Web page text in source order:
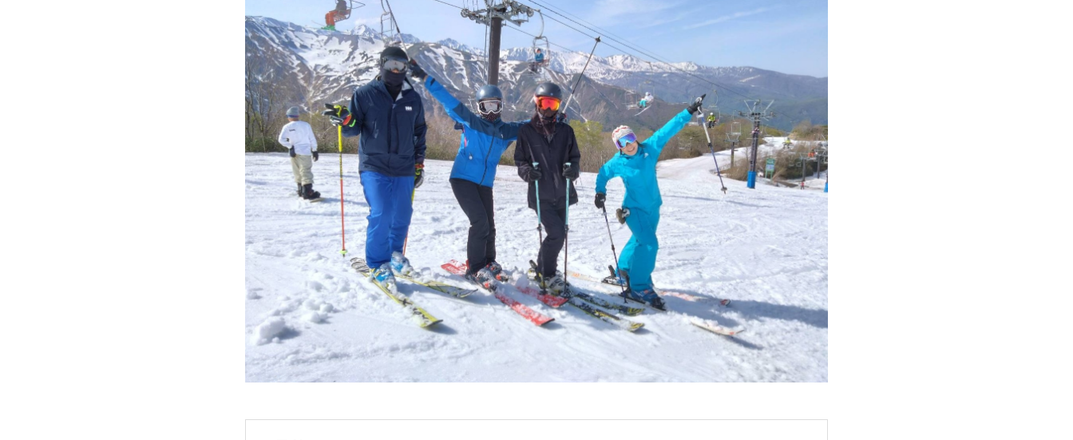
コブレッスン参加のお客様の声
レッスンレポート
レッスン周辺に関して お申し込みについて